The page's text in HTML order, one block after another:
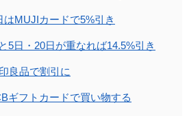
はMUJIカードで5%引き
5日・20日が重なれば14.5%引き
良品で割引に
ギフトカードで買い物する